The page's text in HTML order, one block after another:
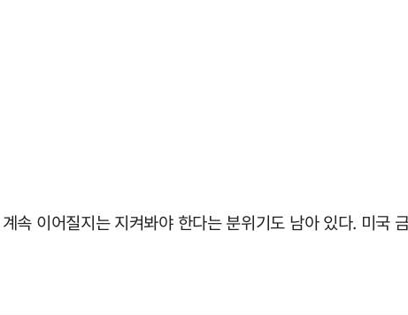
속 이어질지는 지켜봐야 한다는 분위기도 남아 있다. 미국